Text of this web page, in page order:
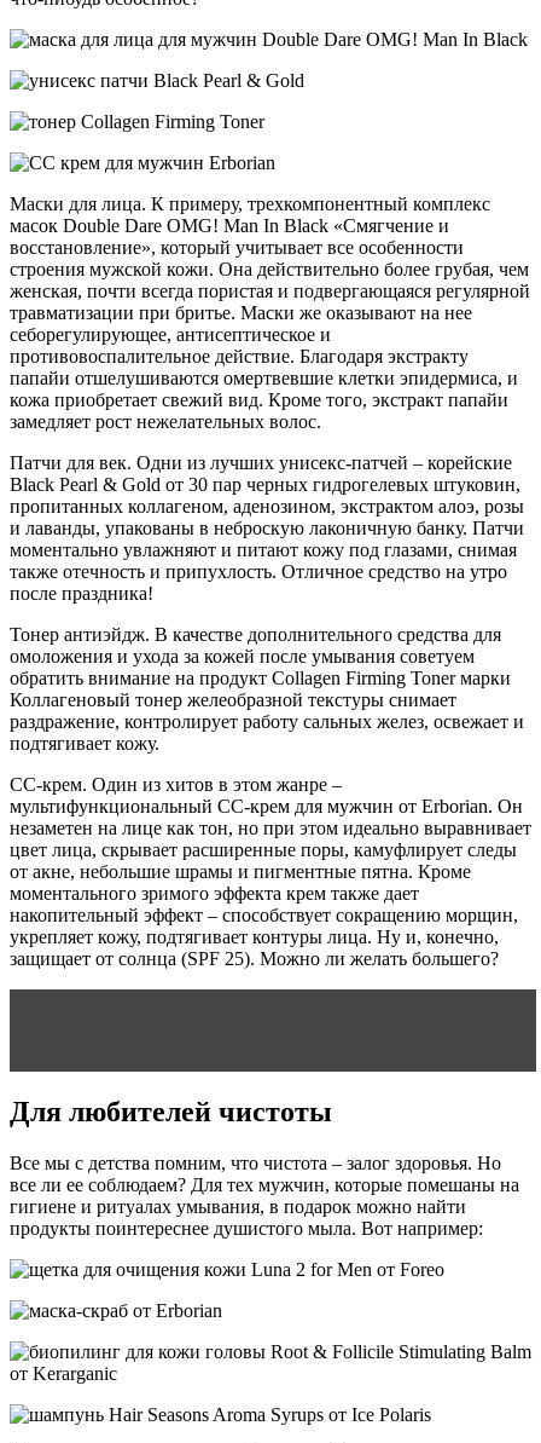
Маски для лица. К примеру, трехкомпонентный комплекс
масок Double Dare OMG! Man In Black «Смягчение и
восстановление», который учитывает все особенности
строения мужской кожи. Она действительно более грубая, чем
женская, почти всегда пористая и подвергающаяся регулярной
травматизации при бритье. Маски же оказывают на нее
себорегулирующее, антисептическое и
противовоспалительное действие. Благодаря экстракту
папайи отшелушиваются омертвевшие клетки эпидермиса, и
кожа приобретает свежий вид. Кроме того, экстракт папайи
замедляет рост нежелательных волос.
Патчи для век. Одни из лучших унисекс-патчей – корейские
Black Pearl & Gold от 30 пар черных гидрогелевых штуковин,
пропитанных коллагеном, аденозином, экстрактом алоэ, розы
и лаванды, упакованы в неброскую лаконичную банку. Патчи
моментально увлажняют и питают кожу под глазами, снимая
также отечность и припухлость. Отличное средство на утро
после праздника!
Тонер антиэйдж. В качестве дополнительного средства для
омоложения и ухода за кожей после умывания советуем
обратить внимание на продукт Collagen Firming Toner марки
Коллагеновый тонер желеобразной текстуры снимает
раздражение, контролирует работу сальных желез, освежает и
подтягивает кожу.
CC-крем. Один из хитов в этом жанре –
мультифункциональный CC-крем для мужчин от Erborian. Он
незаметен на лице как тон, но при этом идеально выравнивает
цвет лица, скрывает расширенные поры, камуфлирует следы
от акне, небольшие шрамы и пигментные пятна. Кроме
моментального зримого эффекта крем также дает
накопительный эффект – способствует сокращению морщин,
укрепляет кожу, подтягивает контуры лица. Ну и, конечно,
защищает от солнца (SPF 25). Можно ли желать большего?
Для любителей чистоты
Все мы с детства помним, что чистота – залог здоровья. Но
все ли ее соблюдаем? Для тех мужчин, которые помешаны на
гигиене и ритуалах умывания, в подарок можно найти
продукты поинтереснее душистого мыла. Вот например: